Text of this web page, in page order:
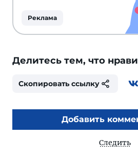
Реклама
Делитесь тем, что
Скопировать ссылку
Добавить
Следить